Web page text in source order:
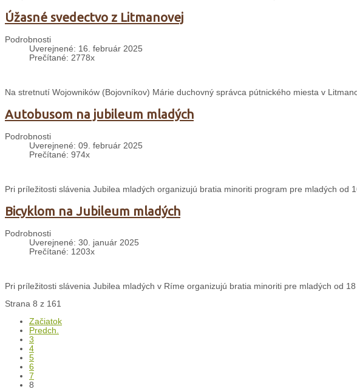
Úžasné svedectvo z Litmanovej
Podrobnosti
Uverejnené: 16. február 2025
Prečítané: 2778x
Na stretnutí Wojowników (Bojovníkov) Márie duchovný správca pútnického miesta v
Autobusom na jubileum mladých
Podrobnosti
Uverejnené: 09. február 2025
Prečítané: 974x
Pri príležitosti slávenia Jubilea mladých organizujú bratia minoriti program pre mladých od
Bicyklom na Jubileum mladých
Podrobnosti
Uverejnené: 30. január 2025
Prečítané: 1203x
Pri príležitosti slávenia Jubilea mladých v Ríme organizujú bratia minoriti pre mladých od
Strana 8 z 161
Začiatok
Predch.
3
4
5
6
7
8